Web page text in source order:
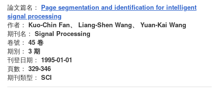
論文篇名： Page segmentation and identification for intelligent
signal processing
作者： Kuo-Chin Fan、 Liang-Shen Wang、 Yuan-Kai Wang
期刊名： Signal Processing
卷號： 45 卷
期別： 3 期
刊登日期： 1995-01-01
頁數： 329-346
期刊類型： SCI